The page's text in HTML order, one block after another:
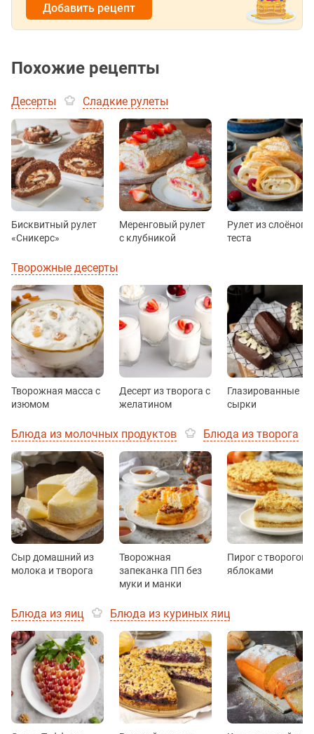
Добавить рецепт
Похожие рецепты
Десерты Сладкие рулеты
Бисквитный рулет
«Сникерс»
Меренговый рулет
с клубникой
Рулет из слоёного
теста
Творожные десерты
Творожная масса с
изюмом
Десерт из творога с
желатином
Глазированные
сырки
Блюда из молочных продуктов Блюда из творога
Сыр домашний из
молока и творога
Творожная
запеканка ПП без
муки и манки
Пирог с творогом
яблоками
Блюда из яиц Блюда из куриных яиц